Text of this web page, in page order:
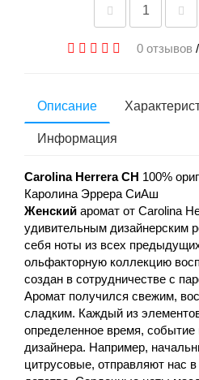
0 отзывов /
Описание
Информация
Carolina Herrera CH 100%
Каролина Эррера СиАш
Женский аромат от Carolina
удивительным дизайнерским
себя ноты из всех
ольфакторную коллекцию
создан в сотрудничестве с
Аромат получился свежим,
сладким. Каждый из
определенное время,
дизайнера. Например,
цитрусовые, отправляют нас